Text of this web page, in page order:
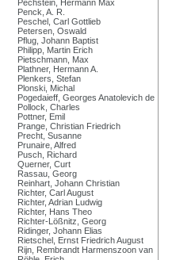
Pechstein, Hermann Max
Penck, A. R.
Peschel, Carl Gottlieb
Petersen, Oswald
Pflug, Johann Baptist
Philipp, Martin Erich
Pietschmann, Max
Plathner, Hermann A.
Plenkers, Stefan
Plonski, Michal
Pogedaieff, Georges Anatolevich de
Pollock, Charles
Pottner, Emil
Prange, Christian Friedrich
Precht, Susanne
Prunaire, Alfred
Pusch, Richard
Querner, Curt
Rassau, Georg
Reinhart, Johann Christian
Richter, Carl August
Richter, Adrian Ludwig
Richter, Hans Theo
Richter-Lößnitz, Georg
Ridinger, Johann Elias
Rietschel, Ernst Friedrich August
Rijn, Rembrandt Harmenszoon van